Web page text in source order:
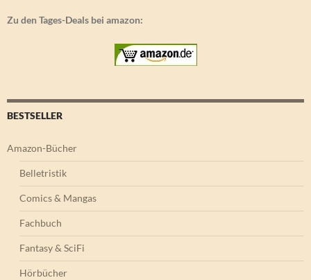
Zu den Tages-Deals bei amazon:
BESTSELLER
Amazon-Bücher
Belletristik
Comics & Mangas
Fachbuch
Fantasy & SciFi
Hörbücher